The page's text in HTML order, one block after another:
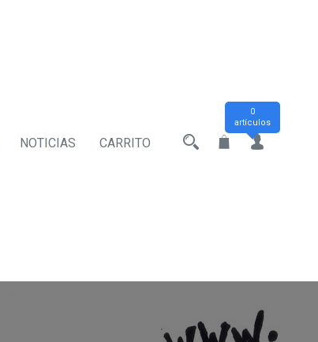
NOTICIAS CARRITO
0
artículos